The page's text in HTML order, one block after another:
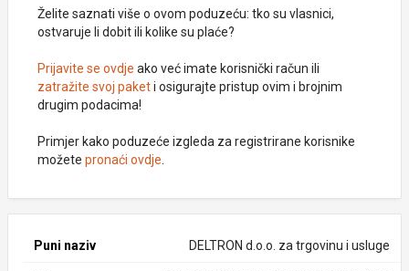
Želite saznati više o ovom poduzeću: tko su vlasnici,
ostvaruje li dobit ili kolike su plaće?
Prijavite se ovdje ako već imate korisnički račun ili
zatražite svoj paketi osigurajte pristup ovim i brojnim
drugim podacima!
Primjer kako poduzeće izgleda za registrirane korisnike
možete pronaći ovdje
Puni naziv DELTRON d.o.o. za trgovinu i usluge